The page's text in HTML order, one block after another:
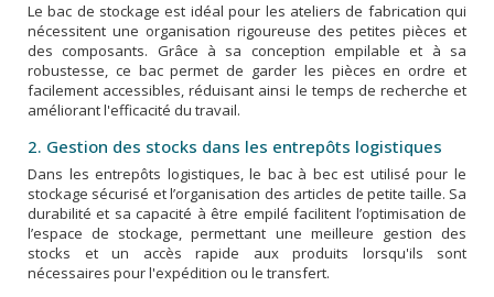
Le bac de stockage est idéal pour les ateliers de fabrication qui
nécessitent une organisation rigoureuse des petites pièces et
des composants. Grâce à sa conception empilable et à sa
robustesse, ce bac permet de garder les pièces en ordre et
facilement accessibles, réduisant ainsi le temps de recherche et
améliorant l'efficacité du travail.
2. Gestion des stocks dans les entrepôts logistiques
Dans les entrepôts logistiques, le bac à bec est utilisé pour le
stockage sécurisé et l’organisation des articles de petite taille. Sa
durabilité et sa capacité à être empilé facilitent l’optimisation de
l’espace de stockage, permettant une meilleure gestion des
stocks et un accès rapide aux produits lorsqu'ils sont
nécessaires pour l'expédition ou le transfert.